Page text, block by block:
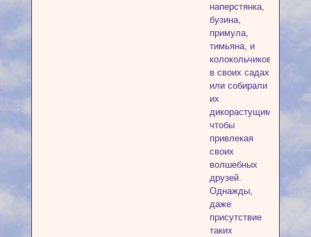
наперстянка,
бузина,
примула,
тимьяна, и
колокольчиков)
в своих садах
или собирали
их
дикорастущими,
чтобы
привлекая
своих
волшебных
друзей.
Однажды,
даже
присутствие
таких